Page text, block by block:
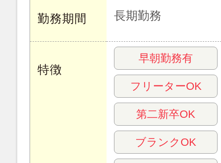
勤務期間 長期勤務
特徴
早朝勤務有
フリーターOK
第二新卒OK
ブランクOK